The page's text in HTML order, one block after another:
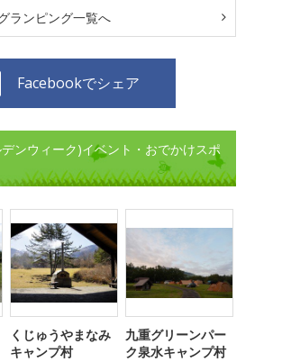
ランピング一覧へ
Facebookでシェア
ンウィーク)イベント・おでかけスポ
くじゅうやまなみ
キャンプ村
九重グリーンパー
ク泉水キャンプ村